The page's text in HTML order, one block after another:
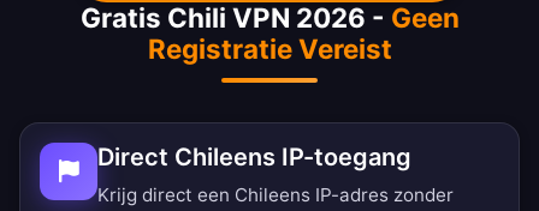
Gratis Chili VPN 2026 - Geen
Registratie Vereist
Direct Chileens IP-toegang
Krijg direct een Chileens IP-adres zonder